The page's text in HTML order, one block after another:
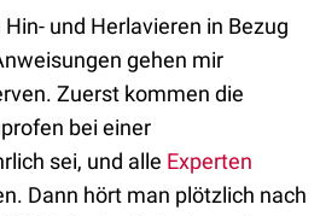
und Herlavieren in Bezug
gehen mir
Zuerst kommen die
bei einer
sei, und alle Experten
Dann hört man plötzlich nach